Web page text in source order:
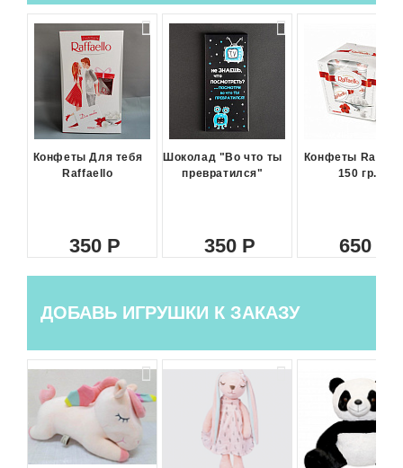
Конфеты Для тебя
Raffaello
350
Шоколад "Во что ты
превратился"
350
Конфеты
150 гр.
650
ДОБАВЬ ИГРУШКИ К ЗАКАЗУ